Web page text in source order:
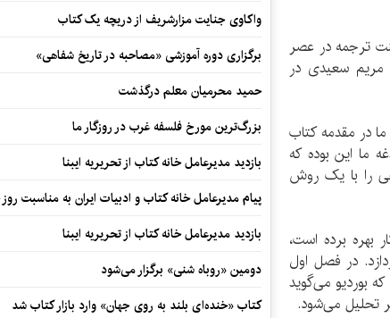
ترجمه در عصر
و مریم سعیدی در
در مقدمه کتاب
ما این بوده که
را با یک روش
بهره برده است،
در فصل اول
بوردیو می‌گوید
تحلیل می‌شود.
واکاوی جنایت مزارشریف از دریچه یک کتاب
برگزاری دوره آموزشی «مصاحبه در تاریخ شفاهی»
حمید محرمیان معلم درگذشت
بزرگ‌ترین مورخ فلسفه غرب در روزگار ما
بازدید مدیرعامل خانه کتاب از تحریریه ایبنا
پیام مدیرعامل خانه کتاب و ادبیات ایران به مناسبت روز
بازدید مدیرعامل خانه کتاب از تحریریه ایبنا
دومین «روباه شنی» برگزار می‌شود
کتاب «خنده‌ای بلند به روی جهان» وارد بازار کتاب شد